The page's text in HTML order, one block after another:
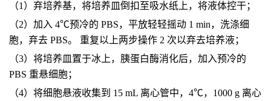
（1）弃培养基，将培养皿倒扣至吸水纸上，将液体控干；
（2）加入 4℃预冷的 PBS，平放轻轻摇动 1 min，洗涤细
胞，弃去 PBS。 重复以上两步操作 2 次以弃去培养液；
（3）将培养皿置于冰上，胰蛋白酶消化后，加入预冷的
PBS 重悬细胞；
（4）将细胞悬液收集到 15 mL 离心管中，4℃，1000 g 离心